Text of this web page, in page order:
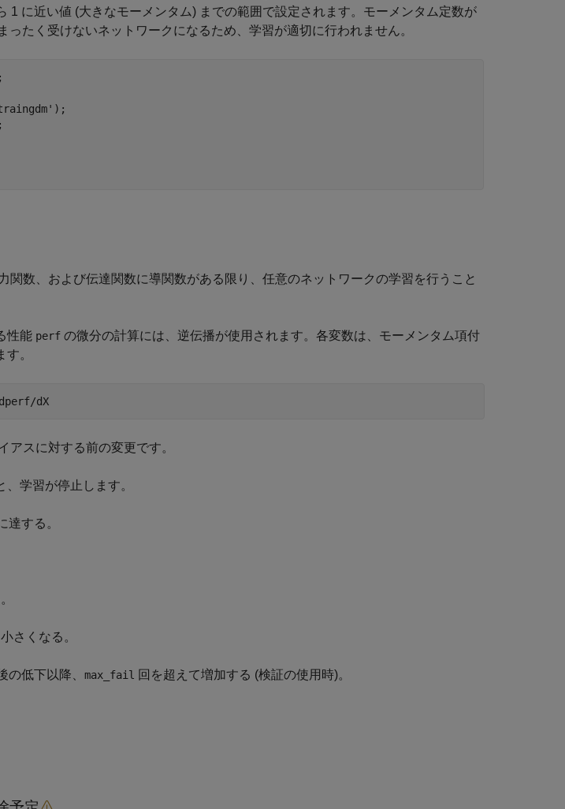
1 に近い値 (大きなモーメンタム) までの範囲で設定されます。モーメンタム定数が
ったく受けないネットワークになるため、学習が適切に行われません。
関数、および伝達関数に導関数がある限り、任意のネットワークの学習を行うこと
性能 perf の微分の計算には、逆伝播が使用されます。各変数は、モーメンタム項付
。
アスに対する前の変更です。
学習が停止します。
達する。
さくなる。
の低下以降、 max_fail 回を超えて増加する (検証の使用時)。